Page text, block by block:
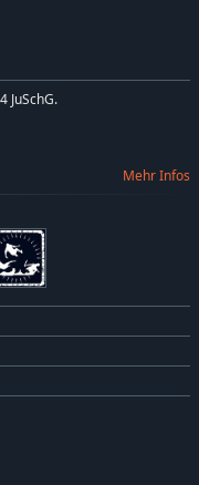
JuSchG.
Mehr Infos